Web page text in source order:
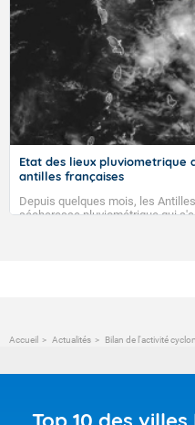
Etat des lieux pluviometrique
antilles françaises
Depuis quelques mois, les
sécheresse pluviométrique qui
Accueil Actualités Bilan de l'activité